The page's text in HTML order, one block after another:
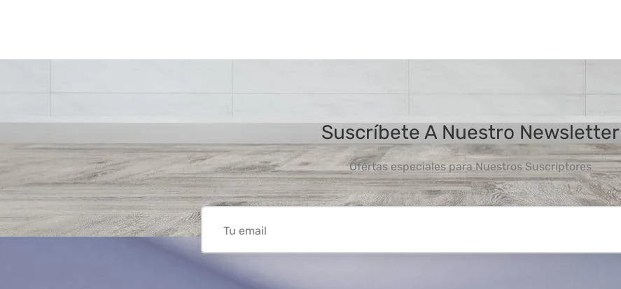
Suscríbete A Nuestro Newsletter
Ofertas especiales para Nuestros Suscriptores